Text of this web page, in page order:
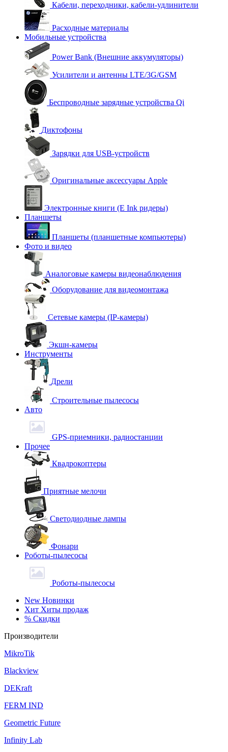
Кабели, переходники, кабели-удлинители
Расходные материалы
Мобильные устройства
Power Bank (Внешние аккумуляторы)
Усилители и антенны LTE/3G/GSM
Беспроводные зарядные устройства Qi
Диктофоны
Зарядки для USB-устройств
Оригинальные аксессуары Apple
Электронные книги (E Ink ридеры)
Планшеты
Планшеты (планшетные компьютеры)
Фото и видео
Аналоговые камеры видеонаблюдения
Оборудование для видеомонтажа
Сетевые камеры (IP-камеры)
Экшн-камеры
Инструменты
Дрели
Строительные пылесосы
Авто
GPS-приемники, радиостанции
Прочее
Квадрокоптеры
Приятные мелочи
Светодиодные лампы
Фонари
Роботы-пылесосы
Роботы-пылесосы
New Новинки
Хит Хиты продаж
% Скидки
Производители
MikroTik
Blackview
DEKraft
FERM IND
Geometric Future
Infinity Lab